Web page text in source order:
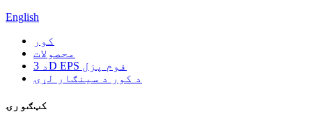
English
کور
محصولات
د 3D EPS فوم پزل
د کور د سينګار لړۍ
کټګورۍ